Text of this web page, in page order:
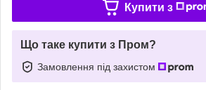
Купити з
Що таке купити з Пром?
Замовлення під захистом